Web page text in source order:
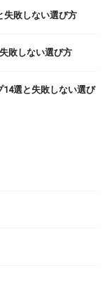
失敗しない選び方
敗しない選び方
選と失敗しない選び